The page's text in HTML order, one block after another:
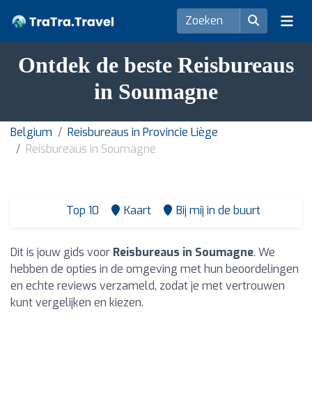
Ontdek de beste Reisbureaus
in Soumagne
Belgium
Reisbureaus in Provincie Liège
Reisbureaus in Soumagne
Top 10 Kaart Bij mij in de buurt
Dit is jouw gids voor Reisbureaus in Soumagne. We
hebben de opties in de omgeving met hun beoordelingen
en echte reviews verzameld, zodat je met vertrouwen
kunt vergelijken en kiezen.